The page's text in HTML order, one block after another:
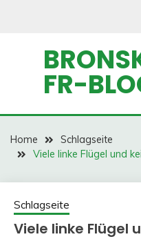
FR-
Home
Schlagseite
Viele linke Flügel und
Schlagseite
Viele linke Flügel